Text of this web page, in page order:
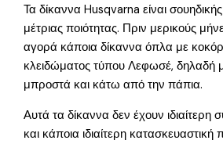
Τα δίκαννα Husqvarna είναι
μέτριας ποιότητας. Πριν μερικούς
αγορά κάποια δίκαννα όπλα με
κλειδώματος τύπου Λεφωσέ, δηλαδή
μπροστά και κάτω από την πάπια.
Αυτά τα δίκαννα δεν έχουν ιδιαίτερη
και κάποια ιδιαίτερη κατασκευαστική